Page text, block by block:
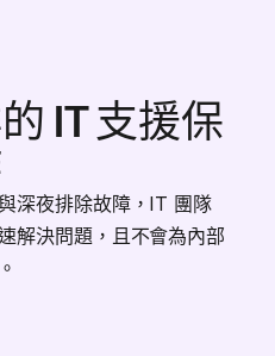
IT 支援保
深夜排除故障，IT 團隊
解決問題，且不會為內部